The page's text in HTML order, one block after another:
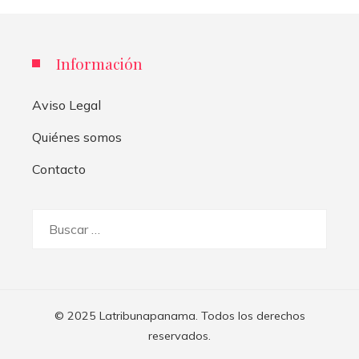
Información
Aviso Legal
Quiénes somos
Contacto
© 2025 Latribunapanama. Todos los derechos
reservados.